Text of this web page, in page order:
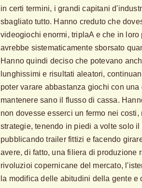
in certi termini, i grandi capitani
sbagliato tutto. Hanno creduto che
videogiochi enormi, triplaA e che in loro
avrebbe sistematicamente sborsato
Hanno quindi deciso che potevano
lunghissimi e risultati aleatori,
poter varare abbastanza giochi con una
mantenere sano il flusso di cassa.
non dovesse esserci un fermo nei
strategie, tenendo in piedi a volte solo il
pubblicando trailer fittizi e facendo
avere, di fatto, una filiera di produzione
rivoluzioi copernicane del mercato,
la modifica delle abitudini della gente